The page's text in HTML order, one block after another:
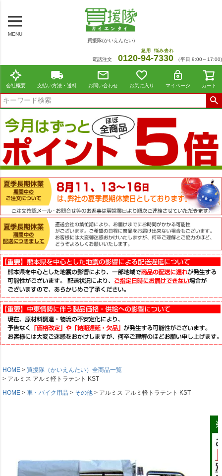
MENU
買援隊(かいえんたい)
電話注文 0120-94
急用
-7330
悩み去れ
（平日 9:00～17:00)
会社概要 支払い方法・送料 お問い合わせ お気に入り マイページ カート
HOME
買援隊（かいえんたい）全商品一覧
アルミス アルミ軽トラテント KST
HOME
車・バイク用品 その他 アルミス アルミ軽トラテント KST